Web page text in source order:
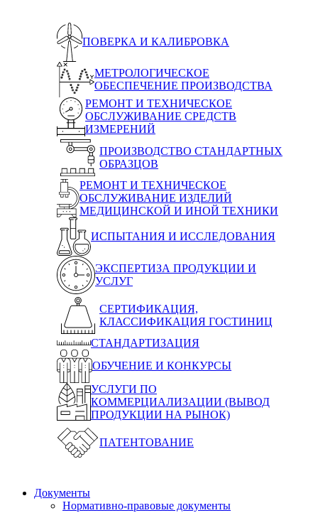
ПОВЕРКА И КАЛИБРОВКА
МЕТРОЛОГИЧЕСКОЕ
ОБЕСПЕЧЕНИЕ ПРОИЗВОДСТВА
РЕМОНТ И ТЕХНИЧЕСКОЕ
ОБСЛУЖИВАНИЕ СРЕДСТВ
ИЗМЕРЕНИЙ
ПРОИЗВОДСТВО СТАНДАРТНЫХ
ОБРАЗЦОВ
РЕМОНТ И ТЕХНИЧЕСКОЕ
ОБСЛУЖИВАНИЕ ИЗДЕЛИЙ
МЕДИЦИНСКОЙ И ИНОЙ ТЕХНИКИ
ИСПЫТАНИЯ И ИССЛЕДОВАНИЯ
ЭКСПЕРТИЗА ПРОДУКЦИИ И
УСЛУГ
СЕРТИФИКАЦИЯ,
КЛАССИФИКАЦИЯ ГОСТИНИЦ
СТАНДАРТИЗАЦИЯ
ОБУЧЕНИЕ И КОНКУРСЫ
УСЛУГИ ПО
КОММЕРЦИАЛИЗАЦИИ (ВЫВОД
ПРОДУКЦИИ НА РЫНОК)
ПАТЕНТОВАНИЕ
Документы
Нормативно-правовые документы